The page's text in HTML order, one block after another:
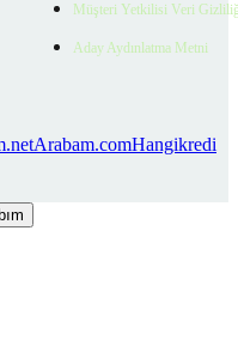
Müşteri Yetkilisi Veri
Aday Aydınlatma Metni
Arabam.comHangikredi